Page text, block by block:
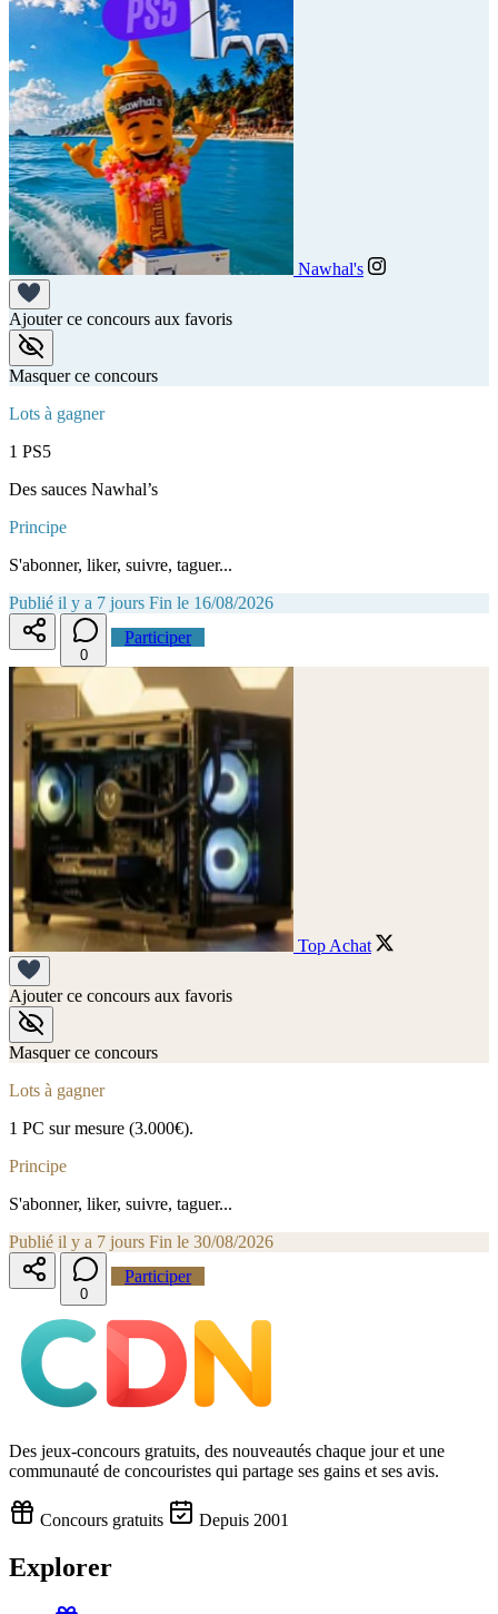
Nawhal's
Ajouter ce concours aux favoris
Masquer ce concours
Lots à gagner
1 PS5
Des sauces Nawhal’s
Principe
S'abonner, liker, suivre, taguer...
Publié il y a 7 jours Fin le 16/08/2026
0
Participer
Top Achat
Ajouter ce concours aux favoris
Masquer ce concours
Lots à gagner
1 PC sur mesure (3.000€).
Principe
S'abonner, liker, suivre, taguer...
Publié il y a 7 jours Fin le 30/08/2026
0
Participer
Des jeux-concours gratuits, des nouveautés chaque jour et une
communauté de concouristes qui partage ses gains et ses avis.
Concours gratuits Depuis 2001
Explorer